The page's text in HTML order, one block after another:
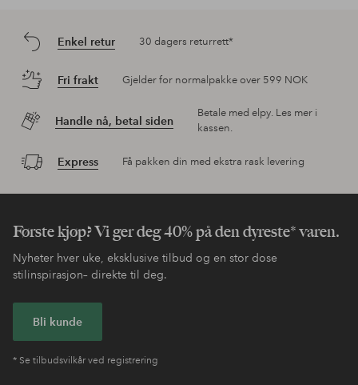
Enkel retur 30 dagers returrett*
Fri frakt Gjelder for normalpakke over 599 NOK
Handle nå, betal siden
Betale med elpy. Les mer i
kassen.
Express Få pakken din med ekstra rask levering
Første kjøp? Vi ger deg 40% på den dyreste* varen.
Nyheter hver uke, eksklusive tilbud og en stor dose
stilinspirasjon– direkte til deg.
Bli kunde
* Se tilbudsvilkår ved registrering